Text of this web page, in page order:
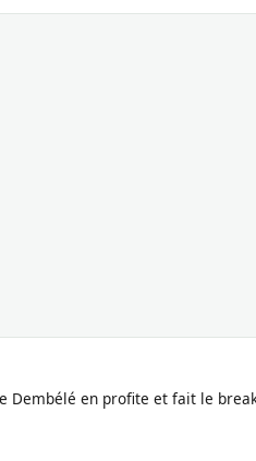
Dembélé en profite et fait le